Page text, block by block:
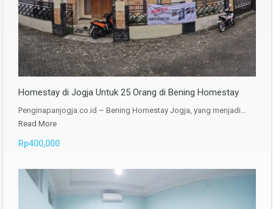
Homestay di Jogja Untuk 25 Orang di Bening Homestay
Penginapanjogja.co.id – Bening Homestay Jogja, yang menjadi…
Read More
Rp400,000